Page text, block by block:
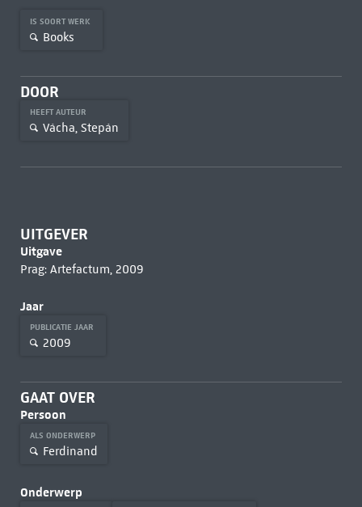
IS SOORT WERK
Books
DOOR
HEEFT AUTEUR
Vácha, Stepán
UITGEVER
Uitgave
Prag: Artefactum, 2009
Jaar
PUBLICATIE JAAR
2009
GAAT OVER
Persoon
ALS ONDERWERP
Ferdinand
Onderwerp